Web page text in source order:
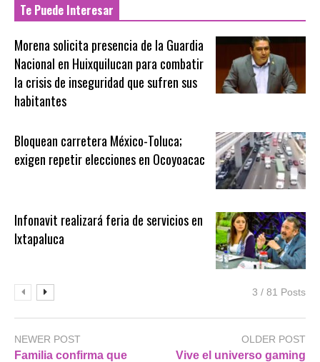
Te Puede Interesar
Morena solicita presencia de la Guardia
Nacional en Huixquilucan para combatir
la crisis de inseguridad que sufren sus
habitantes
Bloquean carretera México-Toluca;
exigen repetir elecciones en Ocoyoacac
Infonavit realizará feria de servicios en
Ixtapaluca
3 / 81 Posts
NEWER POST
Familia confirma que
OLDER POST
Vive el universo gaming